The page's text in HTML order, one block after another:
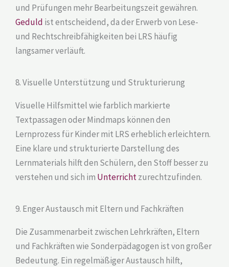
und Prüfungen mehr Bearbeitungszeit gewähren.
Geduld ist entscheidend, da der Erwerb von Lese-
und Rechtschreibfähigkeiten bei LRS häufig
langsamer verläuft.
8. Visuelle Unterstützung und Strukturierung
Visuelle Hilfsmittel wie farblich markierte
Textpassagen oder Mindmaps können den
Lernprozess für Kinder mit LRS erheblich erleichtern.
Eine klare und strukturierte Darstellung des
Lernmaterials hilft den Schülern, den Stoff besser zu
verstehen und sich im Unterrichtzurechtzufinden.
9. Enger Austausch mit Eltern und Fachkräften
Die Zusammenarbeit zwischen Lehrkräften, Eltern
und Fachkräften wie Sonderpädagogen ist von großer
Bedeutung. Ein regelmäßiger Austausch hilft,